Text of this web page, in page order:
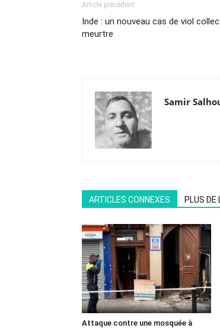
Article précédent
Inde : un nouveau cas de viol
meurtre
Samir
ARTICLES CONNEXES PLUS DE
Attaque contre une mosquée à